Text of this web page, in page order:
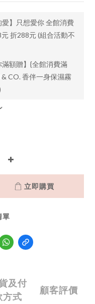
】只想愛你 全館消費
折288元 (組合活動不
額贈】{全館消費滿
CO. 香伴一身保濕霧
立即購買
單
及付
方式
顧客評價